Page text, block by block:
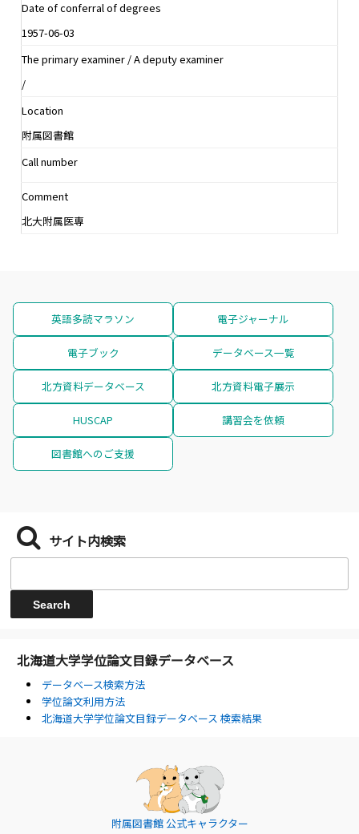
Date of conferral of degrees
1957-06-03
The primary examiner / A deputy examiner
/
Location
附属図書館
Call number
Comment
北大附属医専
英語多読マラソン 電子ジャーナル
電子ブック データベース一覧
北方資料データベース 北方資料電子展示
HUSCAP 講習会を依頼
図書館へのご支援
サイト内検索
北海道大学学位論文目録データベース
データベース検索方法
学位論文利用方法
北海道大学学位論文目録データベース 検索結果
附属図書館 公式キャラクター